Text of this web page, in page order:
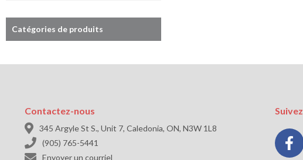
Catégories de produits
Contactez-nous
 345 Argyle St S., Unit 7, Caledonia, ON, N3W 1L8
 (905) 765-5441
 Enyoyer un courriel
